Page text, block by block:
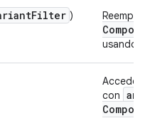
Filter )
usando
Accede
con